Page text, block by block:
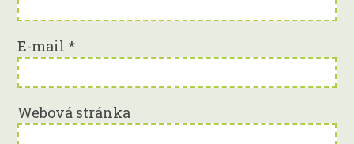
E-mail *
Webová stránka